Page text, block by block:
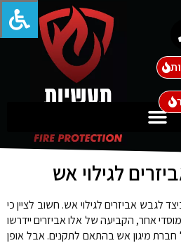
לגילוי אש
לגבש אביזרים לגילוי אש. חשוב לציין כי
אחר, הקביעה של אלו אביזרים יידרשו
מיגון אש בהתאם לתקנים. אבל אופן